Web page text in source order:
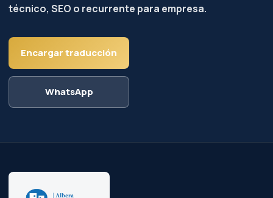
técnico, SEO o recurrente para empresa.
Encargar traducción
WhatsApp